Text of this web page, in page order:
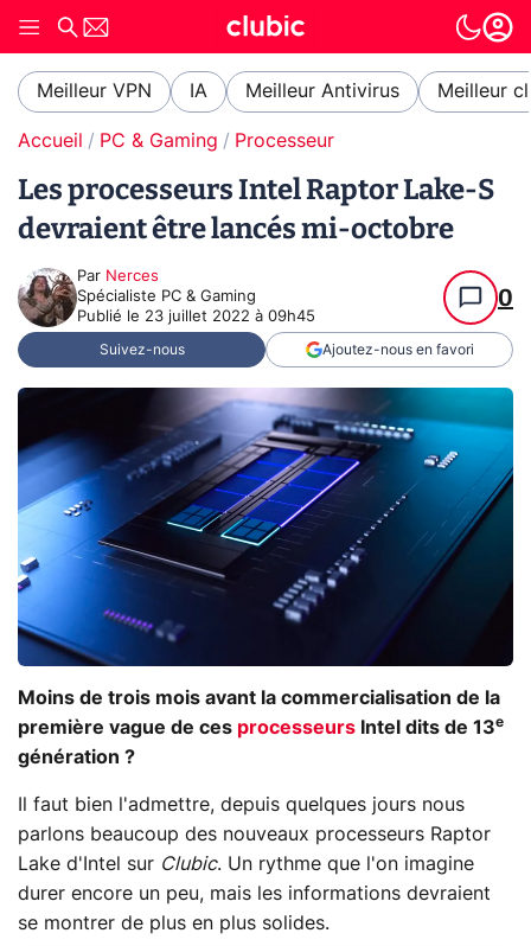
Meilleur VPN IA Meilleur Antivirus Meilleur
Accueil PC & Gaming Processeur
Les processeurs Intel Raptor Lake-S
devraient être lancés mi-octobre
Par Nerces
Spécialiste PC & Gaming
Publié le 23 juillet 2022 à 09h45
0
Suivez-nous Ajoutez-nous en favori
Moins de trois mois avant la commercialisation de la
première vague de ces processeurs Intel dits de 13e
génération ?
Il faut bien l'admettre, depuis quelques jours nous
parlons beaucoup des nouveaux processeurs Raptor
Lake d'Intel sur Clubic. Un rythme que l'on imagine
durer encore un peu, mais les informations devraient
se montrer de plus en plus solides.